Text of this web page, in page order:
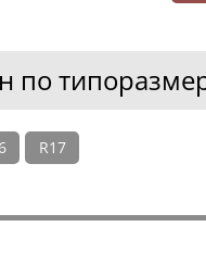
по
R17